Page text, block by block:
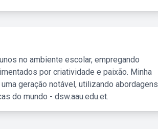
no ambiente escolar, empregando
por criatividade e paixão. Minha
geração notável, utilizando abordagens
do mundo - dsw.aau.edu.et.